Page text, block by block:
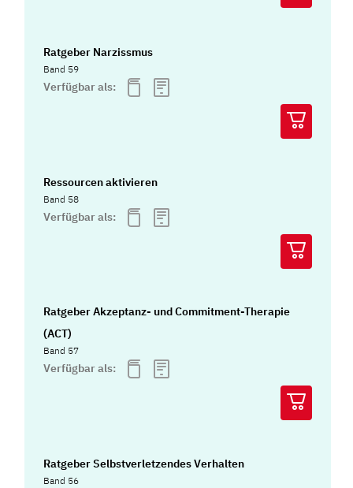
Ratgeber Narzissmus
Band 59
Verfügbar als:
Ressourcen aktivieren
Band 58
Verfügbar als:
Ratgeber Akzeptanz- und Commitment-Therapie
(ACT)
Band 57
Verfügbar als:
Ratgeber Selbstverletzendes Verhalten
Band 56